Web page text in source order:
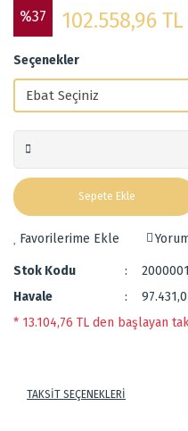
%37 102.558,96 TL
Seçenekler
Sepete Ekle
Stok Kodu
Havale
* 13.104,76 TL den başlayan
TAKSİT SEÇENEKLERİ